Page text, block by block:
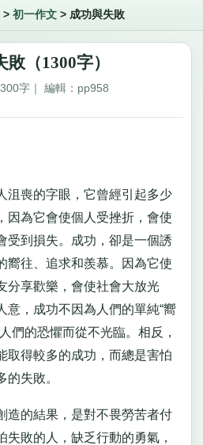
> 初一作文> 成功與失敗
敗（1300字）
字｜ 編輯：pp958
喪的字眼，它曾經引起多少
因為它會使個人受挫折，會使
受到損失。成功，卻是一個誘
嚮往、追求和羨慕。因為它使
分享歡樂，會使社會大放光
意，成功不因為人們的單純“嚮
們的恐懼而從不光臨。相反，
取得較多的成功，而總是害怕
的失敗。
的結果，是對不畏勞苦者付
失敗的人，缺乏行動的勇氣，